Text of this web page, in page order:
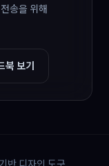
송을 위해
북 보기